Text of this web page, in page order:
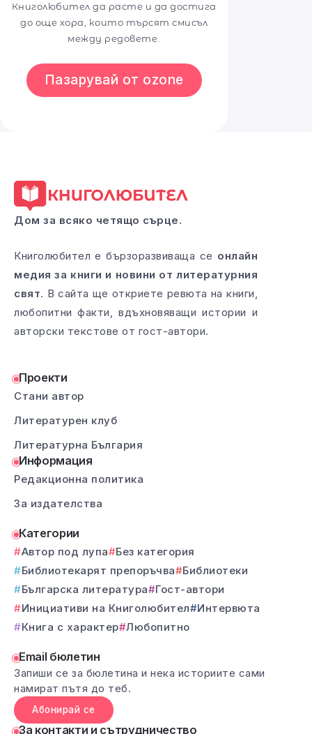
Книголюбител да расте и да достига
до още хора, които търсят смисъл
между редовете.
Пазарувай от ozone
Дом за всяко четящо сърце.
Книголюбител е бързоразвиваща се онлайн
медия за книги и новини от литературния
свят. В сайта ще откриете ревюта на книги,
любопитни факти, вдъхновяващи истории и
авторски текстове от гост-автори.
Проекти
Стани автор
Литературен клуб
Литературна България
Информация
Редакционна политика
За издателства
Категории
Автор под лупа
Без категория
Библиотекарят препоръчва
Библиотеки
Българска литература
Гост-автори
Инициативи на Книголюбител
Интервюта
Книга с характер Любопитно
Email бюлетин
Запиши се за бюлетина и нека историите сами
намират пътя до теб.
Абонирай се
За контакти и сътрудничество